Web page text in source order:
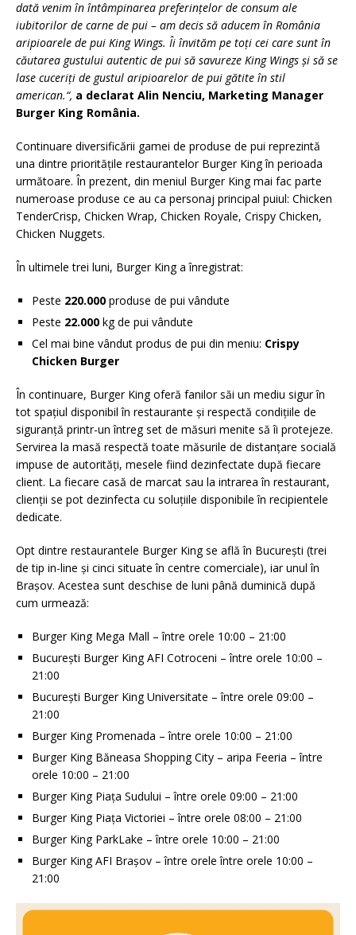
dată venim în întâmpinarea preferințelor de consum ale
iubitorilor de carne de pui – am decis să aducem în România
aripioarele de pui King Wings. Îi învităm pe toți cei care sunt în
căutarea gustului autentic de pui să savureze King Wings și să se
lase cuceriți de gustul aripioarelor de pui gătite în stil
american.“, a declarat Alin Nenciu, Marketing Manager
Burger King România.
Continuare diversificării gamei de produse de pui reprezintă
una dintre prioritățile restaurantelor Burger King în perioada
următoare. În prezent, din meniul Burger King mai fac parte
numeroase produse ce au ca personaj principal puiul: Chicken
TenderCrisp, Chicken Wrap, Chicken Royale, Crispy Chicken,
Chicken Nuggets.
În ultimele trei luni, Burger King a înregistrat:
Peste 220.000 produse de pui vândute
Peste 22.000 kg de pui vândute
Cel mai bine vândut produs de pui din meniu: Crispy
Chicken Burger
În continuare, Burger King oferă fanilor săi un mediu sigur în
tot spațiul disponibil în restaurante și respectă condițiile de
siguranță printr-un întreg set de măsuri menite să îi protejeze.
Servirea la masă respectă toate măsurile de distanțare socială
impuse de autorități, mesele fiind dezinfectate după fiecare
client. La fiecare casă de marcat sau la intrarea în restaurant,
clienții se pot dezinfecta cu soluțiile disponibile în recipientele
dedicate.
Opt dintre restaurantele Burger King se află în București (trei
de tip in-line și cinci situate în centre comerciale), iar unul în
Brașov. Acestea sunt deschise de luni până duminică după
cum urmează:
Burger King Mega Mall – între orele 10:00 – 21:00
București Burger King AFI Cotroceni – între orele 10:00 –
21:00
București Burger King Universitate – între orele 09:00 –
21:00
Burger King Promenada – între orele 10:00 – 21:00
Burger King Băneasa Shopping City – aripa Feeria – între
orele 10:00 – 21:00
Burger King Piața Sudului – între orele 09:00 – 21:00
Burger King Piața Victoriei – între orele 08:00 – 21:00
Burger King ParkLake – între orele 10:00 – 21:00
Burger King AFI Brașov – între orele între orele 10:00 –
21:00